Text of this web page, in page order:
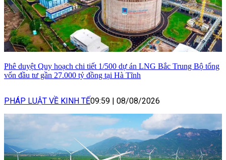
Phê duyệt Quy hoạch chi tiết 1/500 dự án LNG Bắc Trung Bộ tổng
vốn đầu tư gần 27.000 tỷ đồng tại Hà Tĩnh
PHÁP LUẬT VỀ KINH TẾ09:59 | 08/08/2026